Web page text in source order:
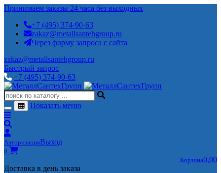
Принимаем заказы 24 часа без выходных
+7 (495) 374-90-63
zakaz@metallsantehgroup.ru
Через форму запроса с сайта
zakaz@metallsantehgroup.ru
Быстрый запрос
+7 (495) 374-90-63
Показать меню
АвторизацияВыход
0
Корзина0,00
Доставка в день заказа